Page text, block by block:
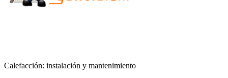
Calefacción: instalación y mantenimiento